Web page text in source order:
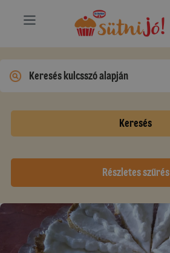
Keresés
Részletes szűrés